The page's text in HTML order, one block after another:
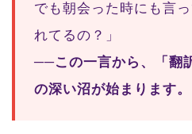
でも朝会った時にも言
れてるの？」
──この一言から、「翻
の深い沼が始まります。